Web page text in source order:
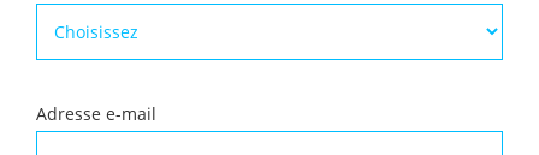
Adresse e-mail